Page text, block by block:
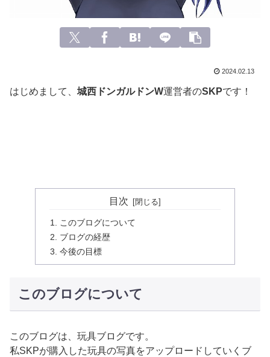
2024.02.13
はじめまして、 城西ドンガルドンW運営者のSKPです！
目次
このブログについて
ブログの経歴
今後の目標
このブログについて
このブログは、玩具ブログです。
私SKPが購入した玩具の写真をアップロードしていくブ